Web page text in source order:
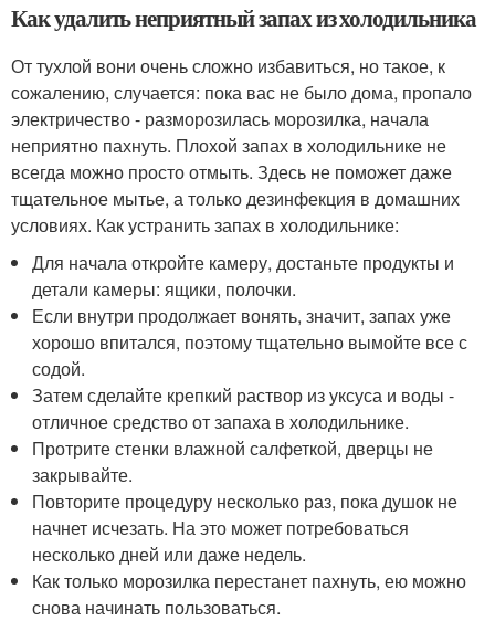
Как удалить неприятный запах из холодильника
От тухлой вони очень сложно избавиться, но такое, к
сожалению, случается: пока вас не было дома, пропало
электричество - разморозилась морозилка, начала
неприятно пахнуть. Плохой запах в холодильнике не
всегда можно просто отмыть. Здесь не поможет даже
тщательное мытье, а только дезинфекция в домашних
условиях. Как устранить запах в холодильнике:
Для начала откройте камеру, достаньте продукты и
детали камеры: ящики, полочки.
Если внутри продолжает вонять, значит, запах уже
хорошо впитался, поэтому тщательно вымойте все с
содой.
Затем сделайте крепкий раствор из уксуса и воды -
отличное средство от запаха в холодильнике.
Протрите стенки влажной салфеткой, дверцы не
закрывайте.
Повторите процедуру несколько раз, пока душок не
начнет исчезать. На это может потребоваться
несколько дней или даже недель.
Как только морозилка перестанет пахнуть, ею можно
снова начинать пользоваться.